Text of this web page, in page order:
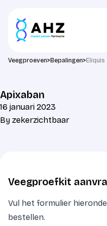
Veegproeven> Bepalingen> Eliquis
Apixaban
16 januari 2023
By zekerzichtbaar
Veegproefkit
Vul het formulier
bestellen.